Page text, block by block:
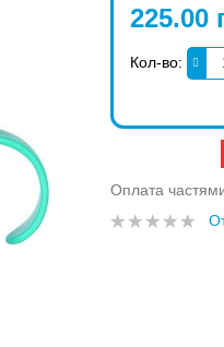
225.00
Кол-во:
Оплата